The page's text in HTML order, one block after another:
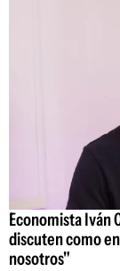
Economista Iván
discuten como
nosotros"